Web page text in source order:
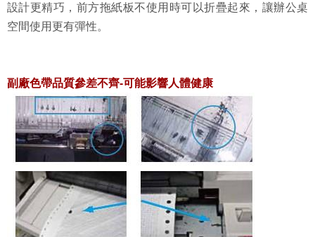
設計更精巧，前方拖紙板不使用時可以折疊起來，讓辦公桌
空間使用更有彈性。
副廠色帶品質參差不齊-可能影響人體健康